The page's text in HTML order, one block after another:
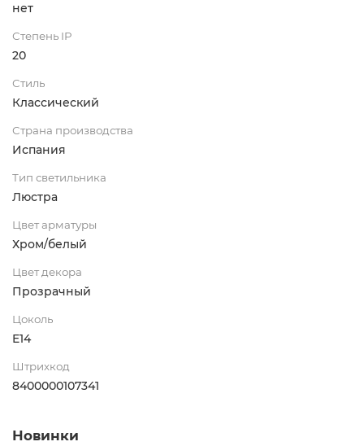
нет
Степень IP
20
Стиль
Классический
Страна производства
Испания
Тип светильника
Люстра
Цвет арматуры
Хром/белый
Цвет декора
Прозрачный
Цоколь
E14
Штрихкод
8400000107341
Новинки